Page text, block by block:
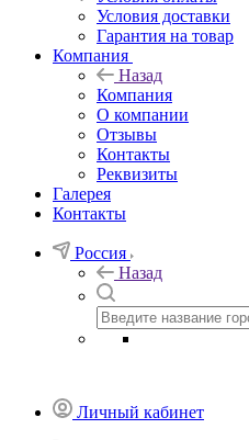
Условия доставки
Гарантия на товар
Компания
Назад
Компания
О компании
Отзывы
Контакты
Реквизиты
Галерея
Контакты
Россия
Назад
Личный кабинет